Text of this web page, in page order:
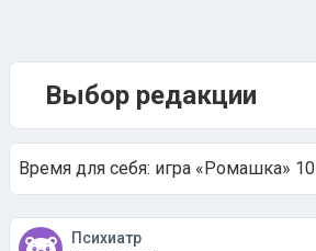
Выбор редакции
Время для себя: игра «Ромашка» 10
Психиатр